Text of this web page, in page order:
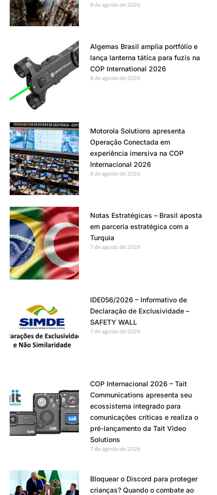
8 de agosto de 2026
Algemas Brasil amplia portfólio e
lança lanterna tática para fuzis na
COP International 2026
8 de agosto de 2026
Motorola Solutions apresenta
Operação Conectada em
experiência imersiva na COP
Internacional 2026
8 de agosto de 2026
Notas Estratégicas – Brasil aposta
em parceria estratégica com a
Turquia
7 de agosto de 2026
IDE056/2026 – Informativo de
Declaração de Exclusividade –
SAFETY WALL
7 de agosto de 2026
COP Internacional 2026 – Tait
Communications apresenta seu
ecossistema integrado para
comunicações críticas e realiza o
pré-lançamento da Tait Video
Solutions
7 de agosto de 2026
Bloquear o Discord para proteger
crianças? Quando o combate ao